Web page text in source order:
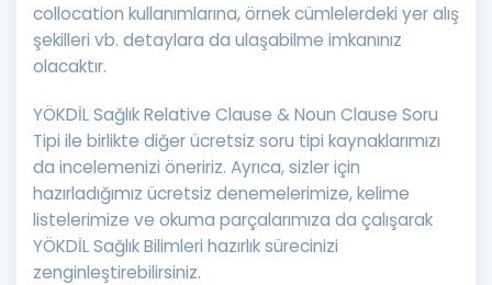
collocation kullanımlarına, örnek cümlelerdeki yer alış
şekilleri vb. detaylara da ulaşabilme imkanınız
olacaktır.
YÖKDİL Sağlık Relative Clause & Noun Clause Soru
Tipi ile birlikte diğer ücretsiz soru tipi kaynaklarımızı
da incelemenizi öneririz. Ayrıca, sizler için
hazırladığımız ücretsiz denemelerimize, kelime
listelerimize ve okuma parçalarımıza da çalışarak
YÖKDİL Sağlık Bilimleri hazırlık sürecinizi
zenginleştirebilirsiniz.